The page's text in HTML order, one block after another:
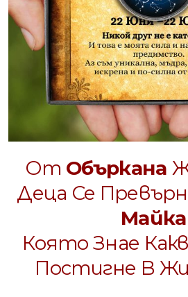
От Объркана
Деца Се
Майка
Която Знае
Постигне В